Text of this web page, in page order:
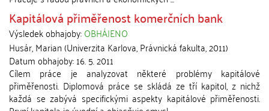
Kapitálová přiměřenost komerčních bank
Výsledek obhajoby:OBHÁJENO
Husár, Marian(Univerzita Karlova, Právnická fakulta,2011)
Datum obhajoby:16. 5. 2011
Cílem práce je analyzovat některé problémy kapitálové
přiměřenosti. Diplomová práce se skládá ze tří kapitol, z nichž
každá se zabývá specifickými aspekty kapitálové přiměřenosti.